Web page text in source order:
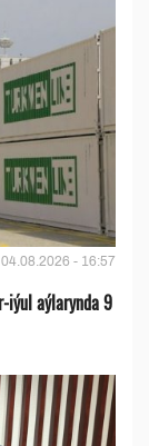
04.08.2026 - 16:57
iýul aýlarynda 9